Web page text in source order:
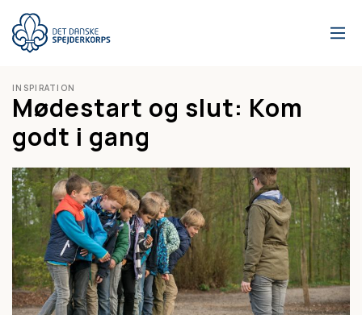
hovedindhold
INSPIRATION
Mødestart og slut: Kom
godt i gang